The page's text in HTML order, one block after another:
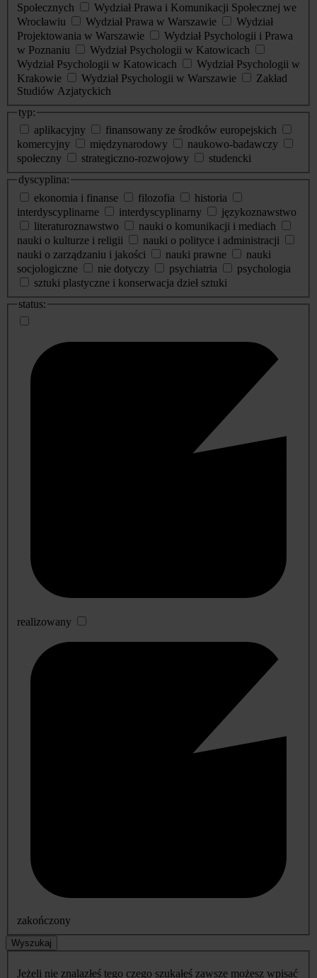
Społecznych
Wydział Prawa i Komunikacji Społecznej we
Wrocławiu
Wydział Prawa w Warszawie
Wydział
Projektowania w Warszawie
Wydział Psychologii i Prawa
w Poznaniu
Wydział Psychologii w Katowicach
Wydział Psychologii w Katowicach
Wydział Psychologii w
Krakowie
Wydział Psychologii w Warszawie
Zakład
Studiów Azjatyckich
typ:
aplikacyjny
finansowany ze środków europejskich
komercyjny
międzynarodowy
naukowo-badawczy
społeczny
strategiczno-rozwojowy
studencki
dyscyplina:
ekonomia i finanse
filozofia
historia
interdyscyplinarne
interdyscyplinarny
językoznawstwo
literaturoznawstwo
nauki o komunikacji i mediach
nauki o kulturze i religii
nauki o polityce i administracji
nauki o zarządzaniu i jakości
nauki prawne
nauki
socjologiczne
nie dotyczy psychiatria
psychologia
sztuki plastyczne i konserwacja dzieł sztuki
status:
realizowany
zakończony
Wyszukaj
Jeżeli nie znalazłeś tego czego szukałeś zawsze możesz wpisać